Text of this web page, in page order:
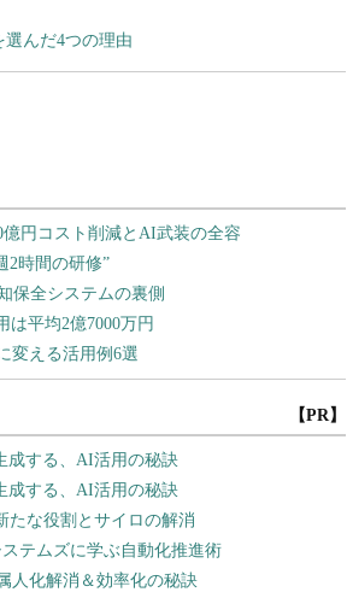
んだ4つの理由
【PR】
成する、AI活用の秘訣
成する、AI活用の秘訣
たな役割とサイロの解消
テムズに学ぶ自動化推進術
人化解消＆効率化の秘訣